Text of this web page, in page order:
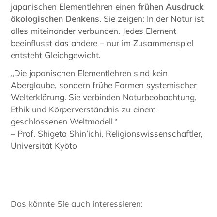
japanischen Elementlehren einen frühen Ausdruck
ökologischen Denkens. Sie zeigen: In der Natur ist
alles miteinander verbunden. Jedes Element
beeinflusst das andere – nur im Zusammenspiel
entsteht Gleichgewicht.
„Die japanischen Elementlehren sind kein
Aberglaube, sondern frühe Formen systemischer
Welterklärung. Sie verbinden Naturbeobachtung,
Ethik und Körperverständnis zu einem
geschlossenen Weltmodell.“
– Prof. Shigeta Shin’ichi, Religionswissenschaftler,
Universität Kyōto
Das könnte Sie auch interessieren: